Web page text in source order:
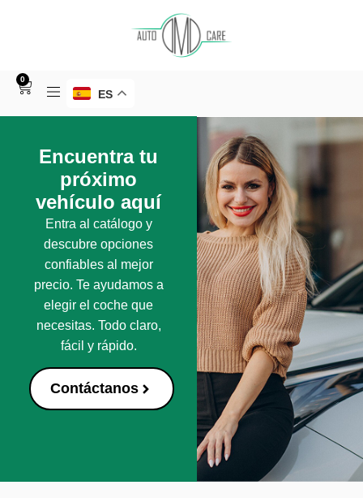
0
ES
Encuentra tu
próximo
vehículo aquí
Entra al catálogo y
descubre opciones
confiables al mejor
precio. Te ayudamos a
elegir el coche que
necesitas. Todo claro,
fácil y rápido.
Contáctanos